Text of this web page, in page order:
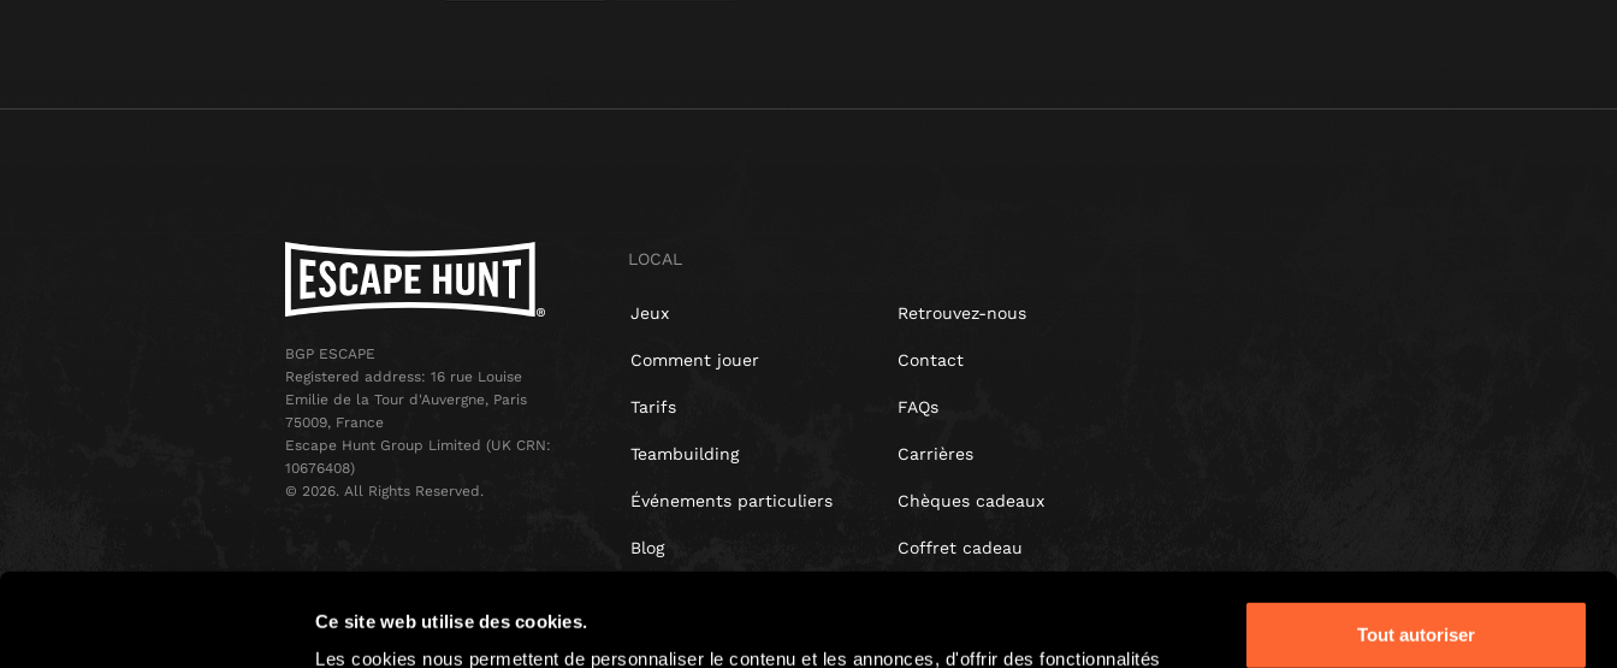
Ce site web utilise des cookies.
Les cookies nous permettent de personnaliser le contenu et les annonces, d'offrir des fonctionnalités
Tout autoriser
BGP ESCAPE
Registered address: 16 rue Louise
Emilie de la Tour d'Auvergne, Paris
75009, France
Escape Hunt Group Limited (UK CRN:
10676408)
©️ 2026. All Rights Reserved.
LOCAL
Jeux
Comment jouer
Tarifs
Teambuilding
Événements particuliers
Blog
Retrouvez-nous
Contact
FAQs
Carrières
Chèques cadeaux
Coffret cadeau